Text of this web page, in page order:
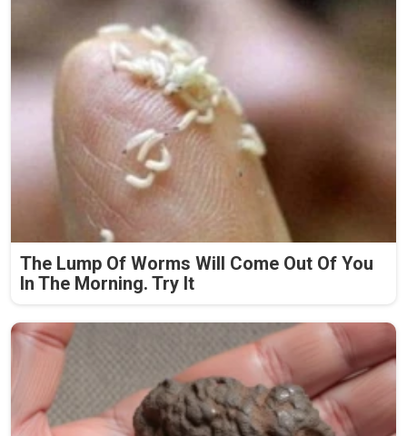
The Lump Of Worms Will Come Out Of You
In The Morning. Try It